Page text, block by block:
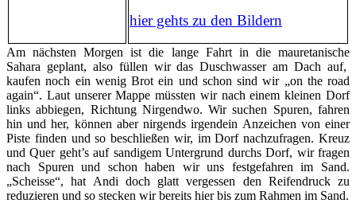
hier gehts zu den Bildern
Am nächsten Morgen ist die lange Fahrt in die mauretanische
Sahara geplant, also füllen wir das Duschwasser am Dach auf,
kaufen noch ein wenig Brot ein und schon sind wir „on the road
again“. Laut unserer Mappe müssten wir nach einem kleinen Dorf
links abbiegen, Richtung Nirgendwo. Wir suchen Spuren, fahren
hin und her, können aber nirgends irgendein Anzeichen von einer
Piste finden und so beschließen wir, im Dorf nachzufragen. Kreuz
und Quer geht’s auf sandigem Untergrund durchs Dorf, wir fragen
nach Spuren und schon haben wir uns festgefahren im Sand.
„Scheisse“, hat Andi doch glatt vergessen den Reifendruck zu
reduzieren und so stecken wir bereits hier bis zum Rahmen im Sand.